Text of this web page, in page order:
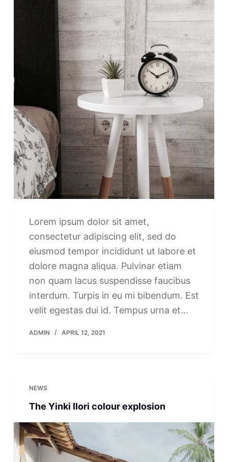
Lorem ipsum dolor sit amet,
consectetur adipiscing elit, sed do
eiusmod tempor incididunt ut labore et
dolore magna aliqua. Pulvinar etiam
non quam lacus suspendisse faucibus
interdum. Turpis in eu mi bibendum. Est
velit egestas dui id. Tempus urna et…
ADMIN APRIL 12, 2021
NEWS
The Yinki Ilori colour explosion